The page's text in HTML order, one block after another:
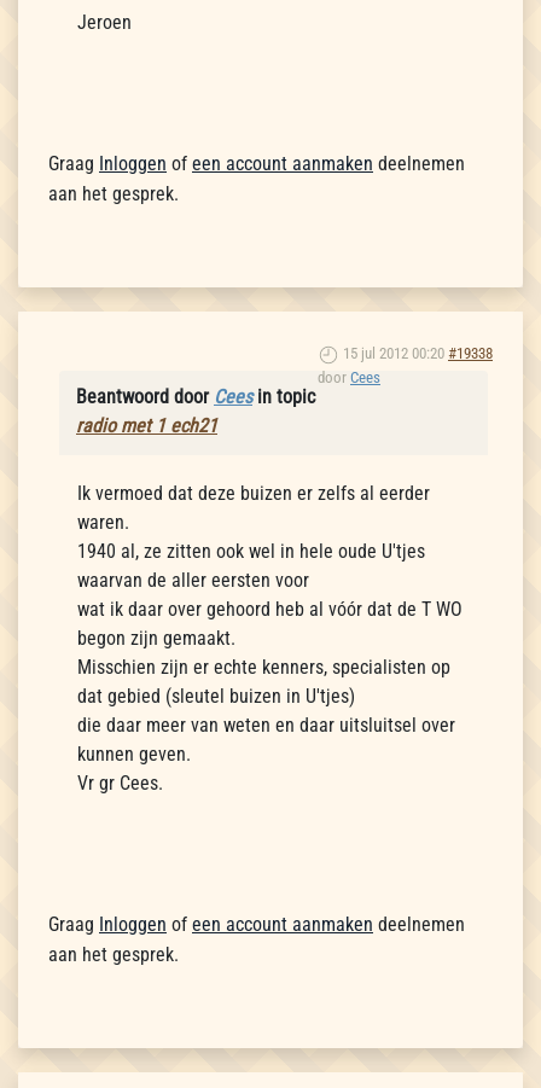
Jeroen
Graag Inloggen of een account aanmaken deelnemen
aan het gesprek.
15 jul 2012 00:20 #19338
door Cees
Beantwoord door Ceesin topic
radio met 1 ech21
Ik vermoed dat deze buizen er zelfs al eerder
waren.
1940 al, ze zitten ook wel in hele oude U'tjes
waarvan de aller eersten voor
wat ik daar over gehoord heb al vóór dat de T WO
begon zijn gemaakt.
Misschien zijn er echte kenners, specialisten op
dat gebied (sleutel buizen in U'tjes)
die daar meer van weten en daar uitsluitsel over
kunnen geven.
Vr gr Cees.
Graag Inloggen of een account aanmaken deelnemen
aan het gesprek.